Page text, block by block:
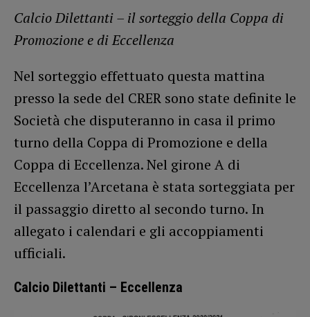
Calcio Dilettanti – il sorteggio della Coppa di
Promozione e di Eccellenza
Nel sorteggio effettuato questa mattina
presso la sede del CRER sono state definite le
Società che disputeranno in casa il primo
turno della Coppa di Promozione e della
Coppa di Eccellenza. Nel girone A di
Eccellenza l’Arcetana è stata sorteggiata per
il passaggio diretto al secondo turno. In
allegato i calendari e gli accoppiamenti
ufficiali.
Calcio Dilettanti – Eccellenza